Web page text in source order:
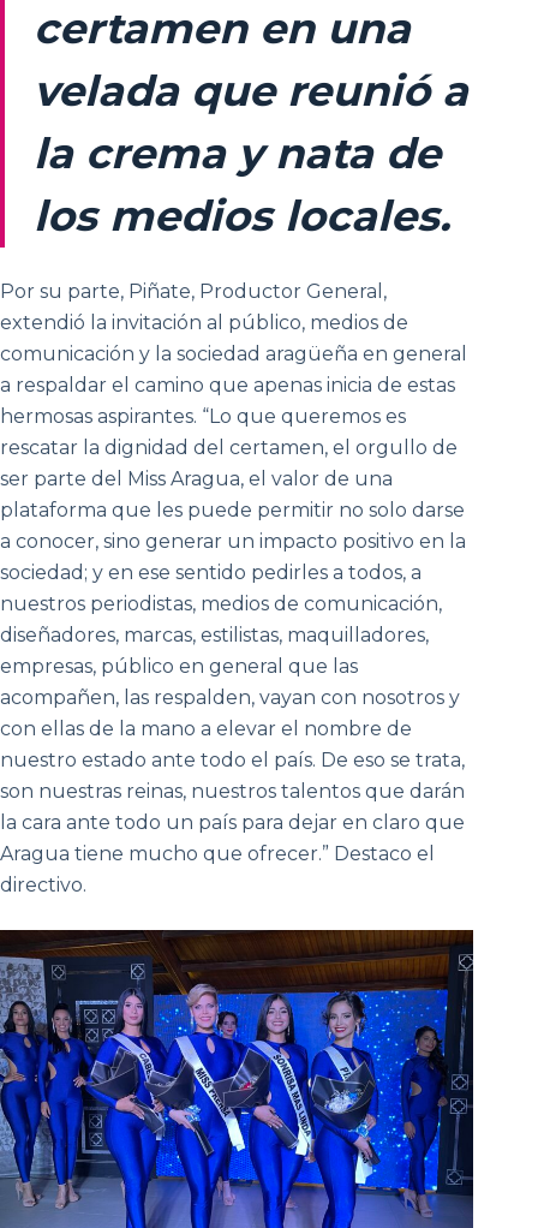
certamen en una
velada que reunió a
la crema y nata de
los medios locales.
Por su parte, Piñate, Productor General,
extendió la invitación al público, medios de
comunicación y la sociedad aragüeña en general
a respaldar el camino que apenas inicia de estas
hermosas aspirantes. “Lo que queremos es
rescatar la dignidad del certamen, el orgullo de
ser parte del Miss Aragua, el valor de una
plataforma que les puede permitir no solo darse
a conocer, sino generar un impacto positivo en la
sociedad; y en ese sentido pedirles a todos, a
nuestros periodistas, medios de comunicación,
diseñadores, marcas, estilistas, maquilladores,
empresas, público en general que las
acompañen, las respalden, vayan con nosotros y
con ellas de la mano a elevar el nombre de
nuestro estado ante todo el país. De eso se trata,
son nuestras reinas, nuestros talentos que darán
la cara ante todo un país para dejar en claro que
Aragua tiene mucho que ofrecer.” Destaco el
directivo.